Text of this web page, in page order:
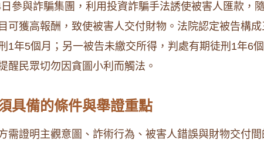
參與詐騙集團，利用投資詐騙手法誘使被害人匯款
可獲高報酬，致使被害人交付財物。法院認定被告構
1年5個月；另一被告未繳交所得，判處有期徒刑1年6
醒民眾切勿因貪圖小利而觸法。
具備的條件與舉證重點
需證明主觀意圖、詐術行為、被害人錯誤與財物交付間